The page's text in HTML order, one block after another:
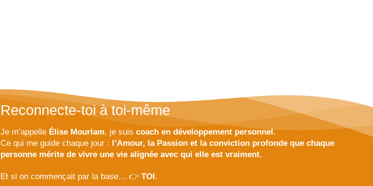
Reconnecte-toi à toi-même
Je m’appelle Élise Mourlam, je suiscoach en développement personnel.
Ce qui me guide chaque jour :
l’Amour, la Passion et la conviction profonde que chaque
personne mérite de vivre une vie alignée avec qui elle est vraiment.
Et si on commençait par la base… 👉TOI.